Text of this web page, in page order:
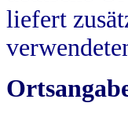
liefert